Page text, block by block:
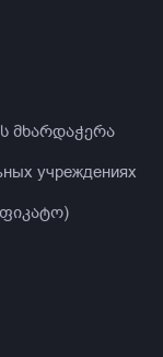
მხარდაჭერა
учреждениях